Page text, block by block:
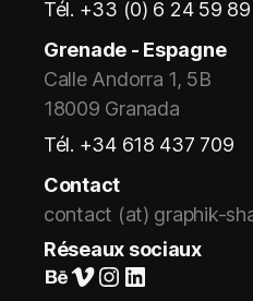
Tél. +33 (0) 6 24 59 89
Grenade - Espagne
Calle Andorra 1, 5B
18009 Granada
Tél. +34 618 437 709
Contact
contact (at) graphik-
Réseaux sociaux
Suivez-nous sur Behance
VimeoLinkedIn